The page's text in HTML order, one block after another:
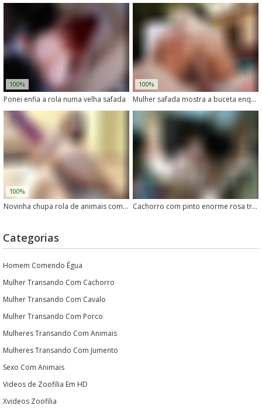
100%
Ponei enfia a rola numa velha safada
100%
Mulher safada mostra a buceta enquanto transa com cachorro
100%
Novinha chupa rola de animais com tesão Cachorro com pinto enorme rosa transando com mulher em vídeo de zoofilia
Categorias
Homem Comendo Égua
Mulher Transando Com Cachorro
Mulher Transando Com Cavalo
Mulher Transando Com Porco
Mulheres Transando Com Animais
Mulheres Transando Com Jumento
Sexo Com Animais
Videos de Zoofilia Em HD
Xvideos Zoofilia